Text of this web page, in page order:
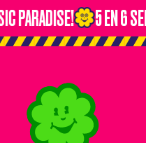
5 EN 6